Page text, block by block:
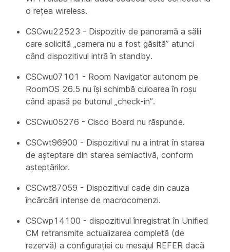
o rețea wireless.
CSCwu22523 - Dispozitiv de panoramă a sălii
care solicită „camera nu a fost găsită” atunci
când dispozitivul intră în standby.
CSCwu07101 - Room Navigator autonom pe
RoomOS 26.5 nu își schimbă culoarea în roșu
când apasă pe butonul „check-in”.
CSCwu05276 - Cisco Board nu răspunde.
CSCwt96900 - Dispozitivul nu a intrat în starea
de așteptare din starea semiactivă, conform
așteptărilor.
CSCwt87059 - Dispozitivul cade din cauza
încărcării intense de macrocomenzi.
CSCwp14100 - dispozitivul înregistrat în Unified
CM retransmite actualizarea completă (de
rezervă) a configurației cu mesajul REFER dacă